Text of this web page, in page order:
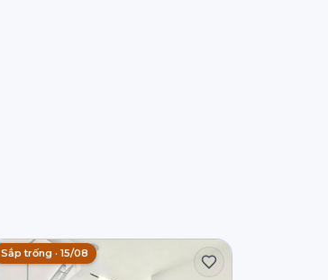
Sắp trống · 15/08